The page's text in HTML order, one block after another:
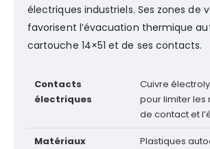
électriques industriels. Ses zones de
favorisent l’évacuation thermique
cartouche 14×51 et de ses contacts.
Contacts
électriques
Cuivre
pour limiter les
de contact et
Matériaux
Plastiques